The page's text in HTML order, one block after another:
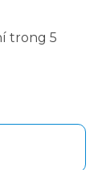
trong 5